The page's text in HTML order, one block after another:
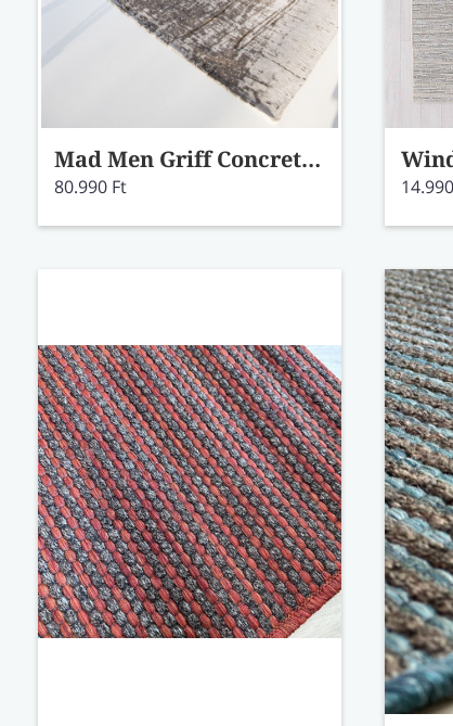
Mad Men Griff Concrete Jungle szőnyeg 8785 80x150
80.990 Ft